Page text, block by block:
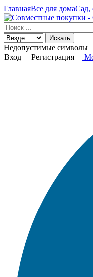
ГлавнаяВсе для домаСад,
Искать
Недопустимые символы
Вход
Регистрация